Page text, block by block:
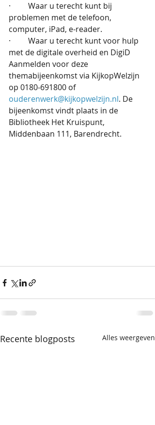
·         Waar u terecht kunt bij
problemen met de telefoon,
computer, iPad, e-reader.
·         Waar u terecht kunt voor hulp
met de digitale overheid en DigiD
Aanmelden voor deze
themabijeenkomst via KijkopWelzijn
op 0180-691800 of
ouderenwerk@kijkopwelzijn.nl. De
bijeenkomst vindt plaats in de
Bibliotheek Het Kruispunt,
Middenbaan 111, Barendrecht.
Recente blogposts Alles weergeven